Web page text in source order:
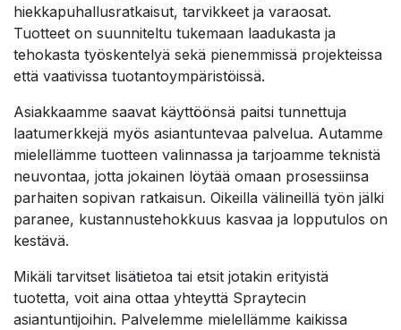
hiekkapuhallusratkaisut, tarvikkeet ja varaosat.
Tuotteet on suunniteltu tukemaan laadukasta ja
tehokasta työskentelyä sekä pienemmissä projekteissa
että vaativissa tuotantoympäristöissä.
Asiakkaamme saavat käyttöönsä paitsi tunnettuja
laatumerkkejä myös asiantuntevaa palvelua. Autamme
mielellämme tuotteen valinnassa ja tarjoamme teknistä
neuvontaa, jotta jokainen löytää omaan prosessiinsa
parhaiten sopivan ratkaisun. Oikeilla välineillä työn jälki
paranee, kustannustehokkuus kasvaa ja lopputulos on
kestävä.
Mikäli tarvitset lisätietoa tai etsit jotakin erityistä
tuotetta, voit aina ottaa yhteyttä Spraytecin
asiantuntijoihin. Palvelemme mielellämme kaikissa